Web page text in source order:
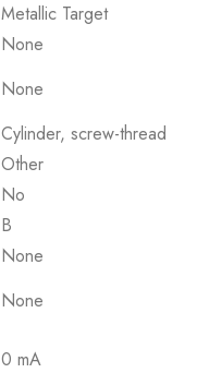
Metallic Target
None
None
Cylinder, screw-thread
Other
No
B
None
None
0 mA